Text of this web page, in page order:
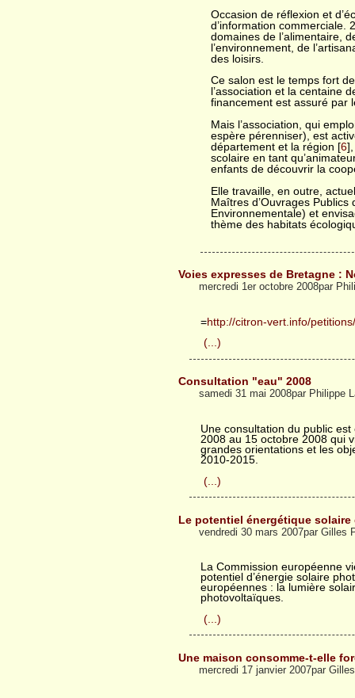
Occasion de réflexion et
d’information commerciale.
domaines de l’alimentaire,
l’environnement, de
des loisirs.
Ce salon est le temps fort
l’association et la centaine
financement est assuré par
Mais l’association, qui
espère pérenniser), est
département et la région [6
scolaire en tant
enfants de découvrir la
Elle travaille, en outre,
Maîtres d’Ouvrages
Environnementale) et
thème des habitats
Voies expresses de Bretagne :
mercredi 1er octobre 2008par
=http://citron-vert.info/
(...)
Consultation "eau" 2008
samedi 31 mai 2008par Philippe
Une consultation du public
2008 au 15 octobre 2008 qui
grandes orientations et les
2010-2015.
(...)
Le potentiel énergétique
vendredi 30 mars 2007par Gilles
La Commission européenne
potentiel d’énergie solaire
européennes : la lumière
photovoltaïques.
(...)
Une maison consomme-t-elle
mercredi 17 janvier 2007par